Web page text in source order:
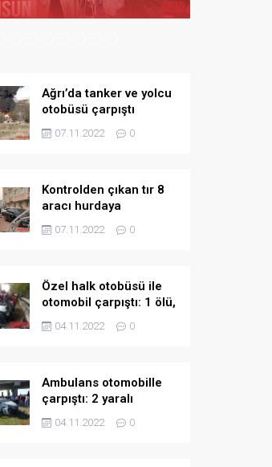
Ağrı’da tanker ve yolcu
otobüsü çarpıştı
07.11.2022 0
Kontrolden çıkan tır 8
aracı hurdaya
döndürdü
07.11.2022 0
Özel halk otobüsü ile
otomobil çarpıştı: 1 ölü,
5 yaralı
04.11.2022 0
Ambulans otomobille
çarpıştı: 2 yaralı
04.11.2022 0